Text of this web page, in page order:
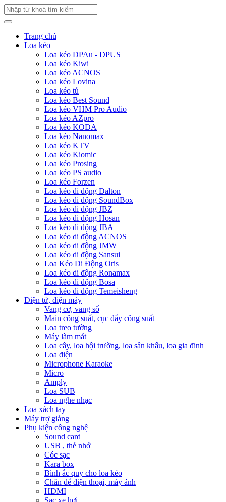
Trang chủ
Loa kéo
Loa kéo DPAu - DPUS
Loa kéo Kiwi
Loa kéo ACNOS
Loa kéo Lovina
Loa kéo tủ
Loa kéo Best Sound
Loa kéo VHM Pro Audio
Loa kéo AZpro
Loa kéo KODA
Loa kéo Nanomax
Loa kéo KTV
Loa kéo Kiomic
Loa kéo Prosing
Loa kéo PS audio
Loa kéo Forzen
Loa kéo di động Dalton
Loa kéo di động SoundBox
Loa kéo di động JBZ
Loa kéo di động Hosan
Loa kéo di động JBA
Loa kéo di động ACNOS
Loa kéo di động JMW
Loa kéo di động Sansui
Loa Kéo Di Động Oris
Loa kéo di động Ronamax
Loa kéo di động Bosa
Loa kéo di động Temeisheng
Điện tử, điện máy
Vang cơ, vang số
Main công suất, cục đẩy công suất
Loa treo tường
Máy làm mát
Loa cây, loa hội trường, loa sân khấu, loa gia đinh
Loa điện
Microphone Karaoke
Micro
Amply
Loa SUB
Loa nghe nhạc
Loa xách tay
Máy trợ giảng
Phụ kiện công nghệ
Sound card
USB , thẻ nhớ
Cóc sạc
Kara box
Bình ắc quy cho loa kéo
Chân để điện thoại, máy ảnh
HDMI
Sạc xe hơi